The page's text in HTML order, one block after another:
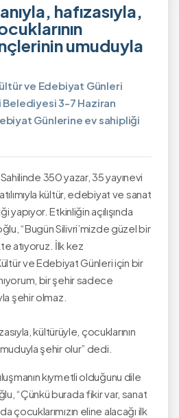
hafızasıyla,
umuduyla
ve Edebiyat Günleri
Belediyesi 3-7 Haziran
Günlerine ev sahipliği
350 yazar, 35 yayınevi
kültür, edebiyat ve sanat
Etkinliğin açılışında
“Bugün Silivri’mizde güzel bir
atıyoruz. İlk kez
ve Edebiyat Günleri için bir
bir şehir sadece
şehir olmaz.
kültürüyle, çocuklarının
şehir olur” dedi.
kıymetli olduğunu dile
“Çünkü burada fikir var, sanat
çocuklarımızın eline alacağı ilk